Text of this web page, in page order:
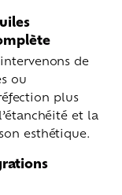
de
ou
plus
et la
esthétique.